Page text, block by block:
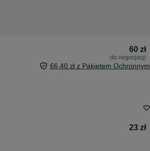
60 zł
do negocjacji
66,40 zł z Pakietem Ochronnym
23 zł